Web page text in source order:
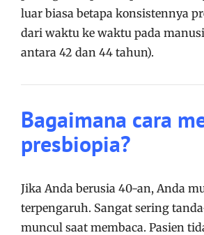
luar biasa betapa konsistennya
dari waktu ke waktu pada
antara 42 dan 44 tahun).
Bagaimana cara
presbiopia?
Jika Anda berusia 40-an, Anda
terpengaruh. Sangat sering
muncul saat membaca. Pasien